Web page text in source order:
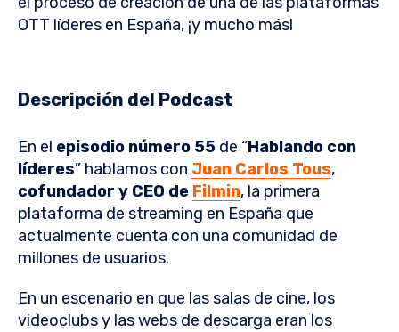
OTT líderes en España, ¡y mucho más!
Descripción del Podcast
En el episodio número 55 de “Hablando con
líderes” hablamos con Juan Carlos Tous,
cofundador y CEO de Filmin, la primera
plataforma de streaming en España que
actualmente cuenta con una comunidad de
millones de usuarios.
En un escenario en que las salas de cine, los
videoclubs y las webs de descarga eran los